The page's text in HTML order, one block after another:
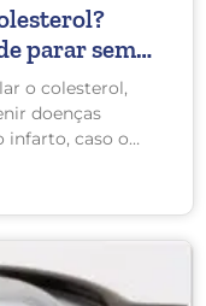
parar sem
o colesterol,
doenças
infarto, caso o